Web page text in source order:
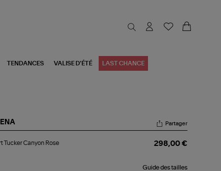
TENDANCES VALISE D'ÉTÉ LAST CHANCE
Partager
Tucker Canyon Rose 298,00 €
Guide des tailles